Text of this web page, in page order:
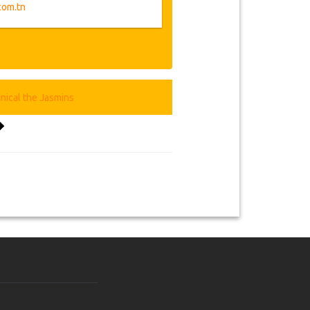
plusieurs scanners et IRM GE